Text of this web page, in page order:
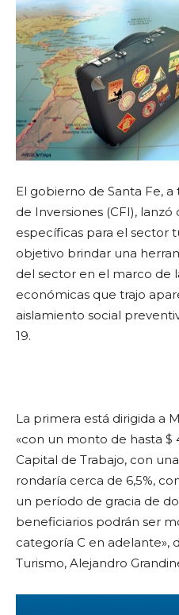
El gobierno de Santa Fe,
de Inversiones (CFI),
específicas para el sector
objetivo brindar una
del sector en el marco de
económicas que trajo
aislamiento social
19.
La primera está dirigida a
«con un monto de hasta $
Capital de Trabajo, con
rondaría cerca de 6,5%,
un período de gracia de
beneficiarios podrán ser
categoría C en adelante»,
Turismo, Alejandro